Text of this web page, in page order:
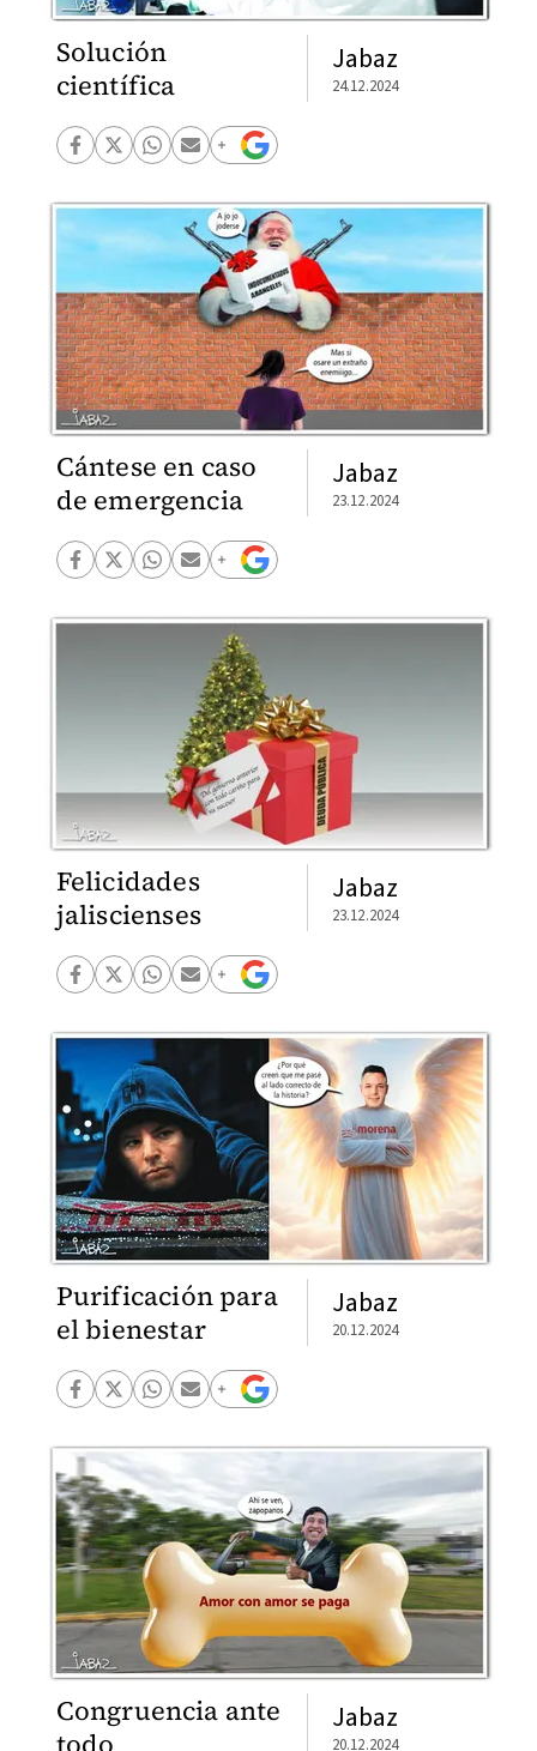
Solución
científica
Jabaz
24.12.2024
Cántese en caso
de emergencia
Jabaz
23.12.2024
Felicidades
jaliscienses
Jabaz
23.12.2024
Purificación para
el bienestar
Jabaz
20.12.2024
Congruencia ante
todo
Jabaz
20.12.2024